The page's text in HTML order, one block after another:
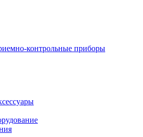
контрольные приборы